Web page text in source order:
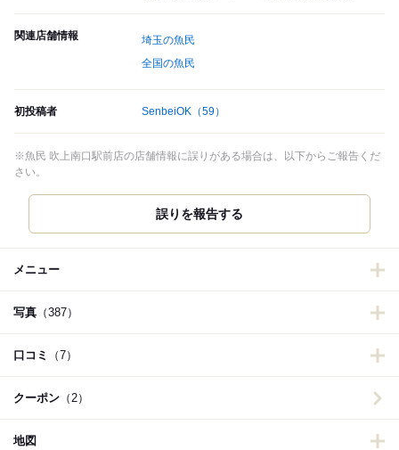
関連店舗情報
埼玉の魚民
全国の魚民
初投稿者 SenbeiOK （59）
※魚民 吹上南口駅前店の店舗情報に誤りがある場合は、以下からご報告くだ
さい。
誤りを報告する
メニュー
写真 （387）
口コミ （7）
クーポン （2）
地図